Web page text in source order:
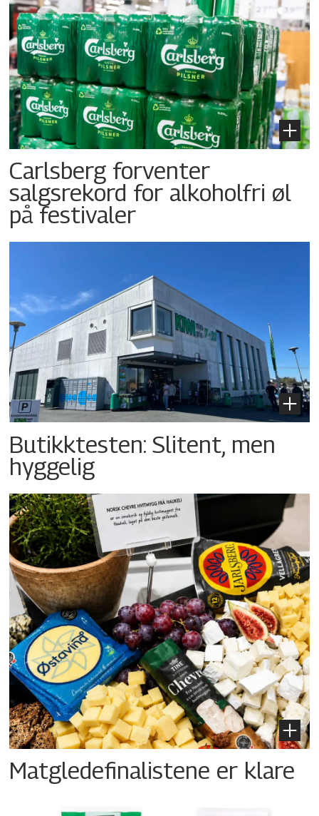
Carlsberg forventer
salgsrekord for alkoholfri øl
på festivaler
Butikktesten: Slitent, men
hyggelig
Matgledefinalistene er klare